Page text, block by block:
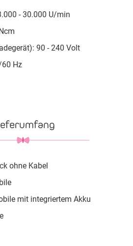
- 30.000 U/min
90 - 240 Volt
Hz
ohne Kabel
mit integriertem Akku